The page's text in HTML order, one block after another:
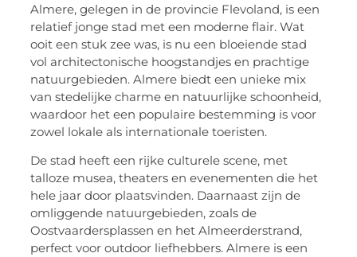
Almere, gelegen in de provincie Flevoland, is een
relatief jonge stad met een moderne flair. Wat
ooit een stuk zee was, is nu een bloeiende stad
vol architectonische hoogstandjes en prachtige
natuurgebieden. Almere biedt een unieke mix
van stedelijke charme en natuurlijke schoonheid,
waardoor het een populaire bestemming is voor
zowel lokale als internationale toeristen.
De stad heeft een rijke culturele scene, met
talloze musea, theaters en evenementen die het
hele jaar door plaatsvinden. Daarnaast zijn de
omliggende natuurgebieden, zoals de
Oostvaardersplassen en het Almeerderstrand,
perfect voor outdoor liefhebbers. Almere is een